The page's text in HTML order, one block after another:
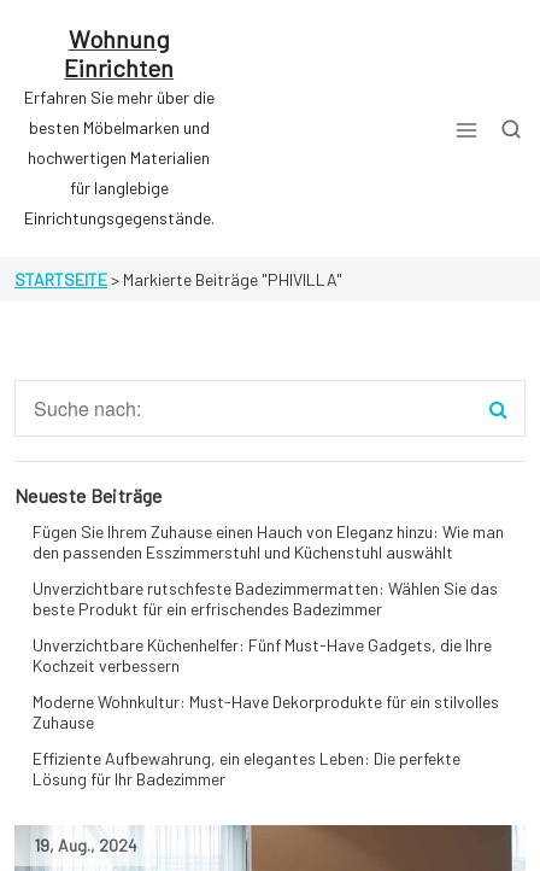
Wohnung
Einrichten
Erfahren Sie mehr über die
besten Möbelmarken und
hochwertigen Materialien
für langlebige
Einrichtungsgegenstände.
STARTSEITE> Markierte Beiträge "PHIVILLA"
19, Aug., 2024
Neueste Beiträge
Fügen Sie Ihrem Zuhause einen Hauch von Eleganz hinzu: Wie man
den passenden Esszimmerstuhl und Küchenstuhl auswählt
Unverzichtbare rutschfeste Badezimmermatten: Wählen Sie das
beste Produkt für ein erfrischendes Badezimmer
Unverzichtbare Küchenhelfer: Fünf Must-Have Gadgets, die Ihre
Kochzeit verbessern
Moderne Wohnkultur: Must-Have Dekorprodukte für ein stilvolles
Zuhause
Effiziente Aufbewahrung, ein elegantes Leben: Die perfekte
Lösung für Ihr Badezimmer